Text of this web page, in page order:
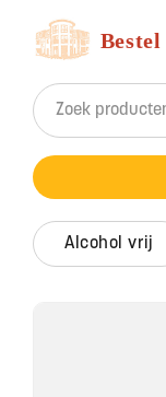
Search for:
alcohol vrij